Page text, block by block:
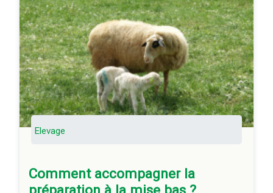
Elevage
Comment accompagner la
préparation à la mise bas ?
Importance de la préparation des mères pour la
santé des agneaux (lien entre les 2)
Le risque majeur de déficit énergétique.
Importance de la qualité du colostrum et de
la facilité de mise bas.
A qui s'adresse ce cours ?:
Eleveurs et éleveuses
Créateur(s) référent(s):
Tarifs et conditions:
Location : 20 € Net/ h stag